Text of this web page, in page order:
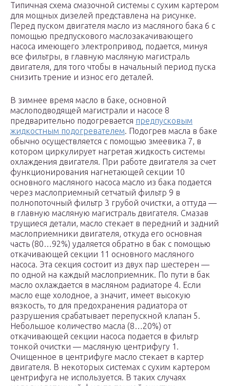
Типичная схема смазочной системы с сухим картером
для мощных дизелей представлена на рисунке.
Перед пуском двигателя масло из масляного бака 6 с
помощью предпускового маслозакачивающего
насоса имеющего электропривод, подается, минуя
все фильтры, в главную масляную магистраль
двигателя, для того чтобы в начальный период пуска
снизить трение и износ его деталей.
В зимнее время масло в баке, основной
маслоподводящей магистрали и насосе 8
предварительно подогревается предпусковым
жидкостным подогревателем. Подогрев масла в баке
обычно осуществляется с помощью змеевика 7, в
котором циркулирует нагретая жидкость системы
охлаждения двигателя. При работе двигателя за счет
функционирования нагнетающей секции 10
основного масляного насоса масло из бака подается
через маслоприемный сетчатый фильтр 9 в
полнопоточный фильтр 3 грубой очистки, а оттуда —
в главную масляную магистраль двигателя. Смазав
трущиеся детали, масло стекает в передний и задний
маслоприемники двигателя, откуда его основная
часть (80…92%) удаляется обратно в бак с помощью
откачивающей секции 11 основного масляного
насоса. Эта секция состоит из двух пар шестерен —
по одной на каждый маслоприемник. По пути в бак
масло охлаждается в масляном радиаторе 4. Если
масло еще холодное, а значит, имеет высокую
вязкость, то для предохранения радиатора от
разрушения срабатывает перепускной клапан 5.
Небольшое количество масла (8…20%) от
откачивающей секции насоса подается в фильтр
тонкой очистки — масляную центрифугу 1.
Очищенное в центрифуге масло стекает в картер
двигателя. В некоторых системах с сухим картером
центрифуга не используется. В таких случаях